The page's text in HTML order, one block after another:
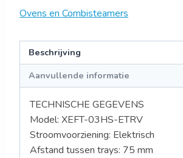
Ovens en Combisteamers
Beschrijving
Aanvullende informatie
TECHNISCHE GEGEVENS
Model: XEFT-03HS-ETRV
Stroomvoorziening: Elektrisch
Afstand tussen trays: 75 mm